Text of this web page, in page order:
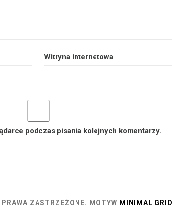
Witryna internetowa
podczas pisania kolejnych komentarzy.
ZASTRZEŻONE. MOTYW MINIMAL GRID